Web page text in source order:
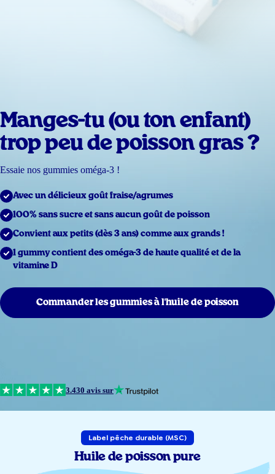
Manges-tu (ou ton enfant)
trop peu de poisson gras ?
Essaie nos gummies oméga-3 !
Avec un délicieux goût fraise/agrumes
100% sans sucre et sans aucun goût de poisson
Convient aux petits (dès 3 ans) comme aux grands !
1 gummy contient des oméga-3 de haute qualité et de la
vitamine D
Commander les gummies à l'huile de poisson
3.430 avis sur
Label pêche durable (MSC)
Huile de poisson pure